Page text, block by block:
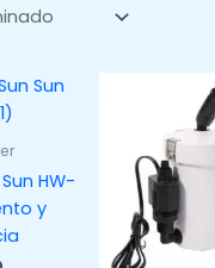
HW-
y